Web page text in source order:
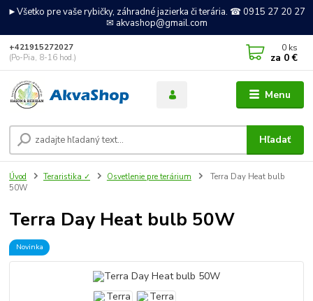
►Všetko pre vaše rybičky, záhradné jazierka či terária. ☎ 0915 27 20 27
✉ akvashop@gmail.com
Menu
Hľadať
+421915272027
(Po-Pia, 8-16 hod.)
0 ks
za 0 €
Úvod Teraristika ✓ Osvetlenie pre terárium
Terra Day Heat bulb
50W
Terra Day Heat bulb 50W
Novinka